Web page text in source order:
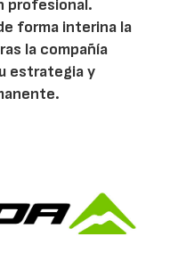
profesional.
forma interina la
la compañía
estrategia y